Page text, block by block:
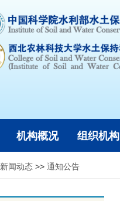
机构概况 组织机构
新闻动态 >> 通知公告